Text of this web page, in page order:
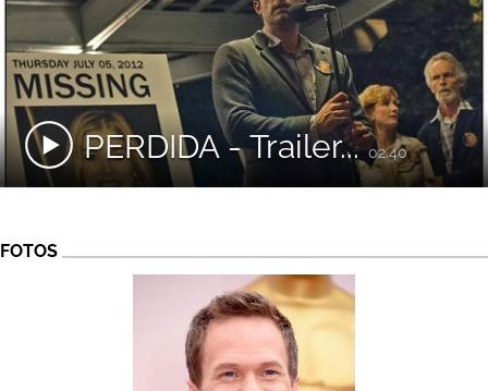
PERDIDA - Trailer...02:40
FOTOS